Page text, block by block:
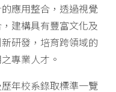
應用整合，透過視覺
建構具有豐富文化及
研發，培育跨領域的
專業人才。
年校系錄取標準一覽